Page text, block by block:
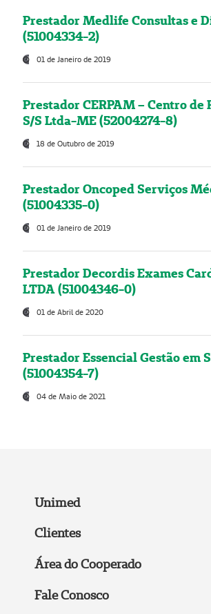
Prestador Medlife Consultas e
(51004334-2)
01 de Janeiro de 2019
Prestador CERPAM – Centro de
S/S Ltda-ME (52004274-8)
18 de Outubro de 2019
Prestador Oncoped Serviços
(51004335-0)
01 de Janeiro de 2019
Prestador Decordis Exames
LTDA (51004346-0)
01 de Abril de 2020
Prestador Essencial Gestão em
(51004354-7)
04 de Maio de 2021
Unimed
Clientes
Área do Cooperado
Fale Conosco